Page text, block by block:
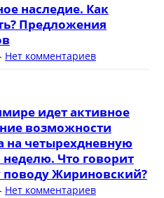
наследие. Как
Предложения
Нет комментариев
идет активное
возможности
на четырехдневную
Что говорит
поводу Жириновский?
Нет комментариев